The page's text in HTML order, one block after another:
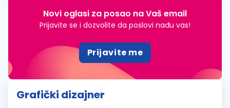
Novi oglasi za posao na Vaš email
Prijavite se i dozvolite da poslovi nađu vas!
Prijavite me
Grafički dizajner